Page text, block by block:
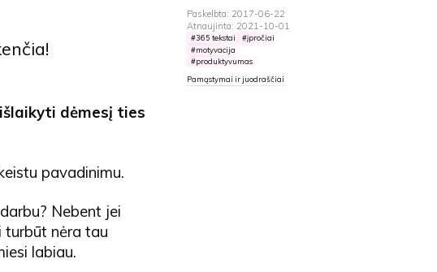
Paskelbta: 2017-06-22
Atnaujinta: 2021-10-01
365 tekstai
įpročiai
motyvacija
produktyvumas
Pamąstymai ir juodraščiai
išlaikyti dėmesį ties
pavadinimu.
Nebent jei
turbūt nėra tau
labiau.